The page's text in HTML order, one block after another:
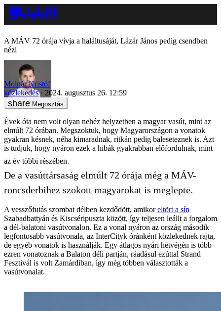
A MÁV 72 órája vívja a haláltusáját, Lázár János pedig csendben
nézi
Molnár Kristóf
közlekedés
2024. augusztus 26. 12:59
Megosztás
Évek óta nem volt olyan nehéz helyzetben a magyar vasút, mint az
elmúlt 72 órában. Megszoktuk, hogy Magyarországon a vonatok
gyakran késnek, néha kimaradnak, ritkán pedig baleseteznek is. Azt
is tudjuk, hogy nyáron ezek a hibák gyakrabban előfordulnak, mint
az év többi részében.
De a vasúttársaság elmúlt 72 órája még a MÁV-
roncsderbihez szokott magyarokat is meglepte.
A vesszőfutás szombat délben kezdődött, amikoreltört a sín
Szabadbattyán és Kiscséripuszta között, így teljesen leállt a forgalom
a dél-balatoni vasútvonalon. Ez a vonal nyáron az ország második
legfontosabb vasútvonala, az InterCityk óránként közlekednek rajta,
de egyéb vonatok is használják. Egy átlagos nyári hétvégén is több
ezren vonatoznak a Balaton déli partján, ráadásul ezúttal Strand
Fesztivál is volt Zamárdiban, így még többen választották a
vasútvonalat.